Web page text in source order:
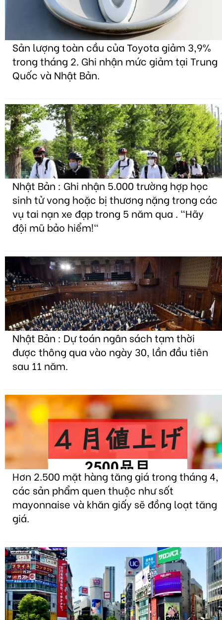
Sản lượng toàn cầu của Toyota giảm 3,9%
trong tháng 2. Ghi nhận mức giảm tại Trung
Quốc và Nhật Bản.
Nhật Bản : Ghi nhận 5.000 trường hợp học
sinh tử vong hoặc bị thương nặng trong các
vụ tai nạn xe đạp trong 5 năm qua . "Hãy
đội mũ bảo hiểm!"
Nhật Bản : Dự toán ngân sách tạm thời
được thông qua vào ngày 30, lần đầu tiên
sau 11 năm.
Hơn 2.500 mặt hàng tăng giá trong tháng 4,
các sản phẩm quen thuộc như sốt
mayonnaise và khăn giấy sẽ đồng loạt tăng
giá.